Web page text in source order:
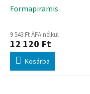
Formapiramis
9 543 Ft ÁFA nélkül
12 120 Ft
Kosárba